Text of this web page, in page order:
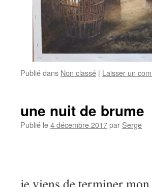
Publié dans Non classé | Laisser un
une nuit de brume
Publié le4 décembre 2017par Serge
je viens de terminer mon